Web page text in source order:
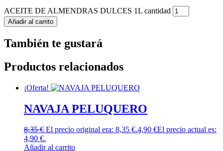
ACEITE DE ALMENDRAS DULCES 1L cantidad
Añadir al carrito
También te gustará
Productos relacionados
¡Oferta!
NAVAJA PELUQUERO
8,35€ El precio original era: 8,35 €.4,90 €El precio actual es:
4,90 €.
Añadir al carrito